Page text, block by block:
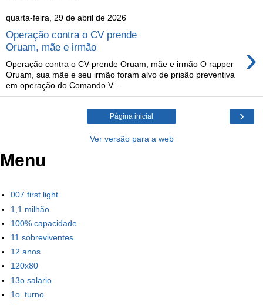
quarta-feira, 29 de abril de 2026
Operação contra o CV prende
Oruam, mãe e irmão
›
Operação contra o CV prende Oruam, mãe e irmão O rapper
Oruam, sua mãe e seu irmão foram alvo de prisão preventiva
em operação do Comando V...
›
Página inicial
Ver versão para a web
Menu
007 first light
1,1 milhão
100% capacidade
11 sobreviventes
12 anos
120x80
13o salario
1o_turno